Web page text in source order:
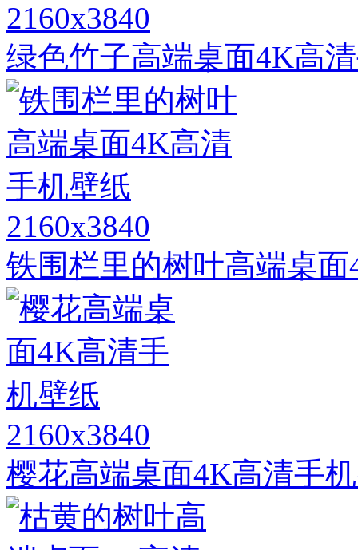
2160x3840
绿色竹子高端桌面4K高
2160x3840
铁围栏里的树叶高端桌
2160x3840
樱花高端桌面4K高清手